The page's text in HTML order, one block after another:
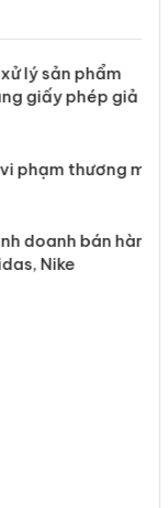
xử lý sản phẩm
giấy phép